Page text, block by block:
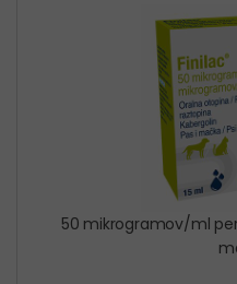
50 mikrogramov/ml